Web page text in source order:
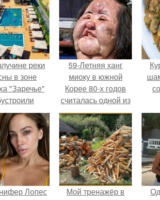
реки
в зоне
"Заречье"
пляж.
59-Летняя ханг
миоку в южной
Корее 80-х годов
считалась одной из
самых
привлекательных
женщин.
Лопес
Мой тренажёр в